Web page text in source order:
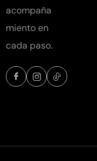
acompaña
miento en
cada paso.